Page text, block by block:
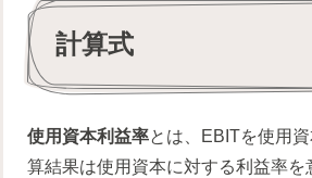
計算式
使用資本利益率とは、EBITを使用
算結果は使用資本に対する利益率